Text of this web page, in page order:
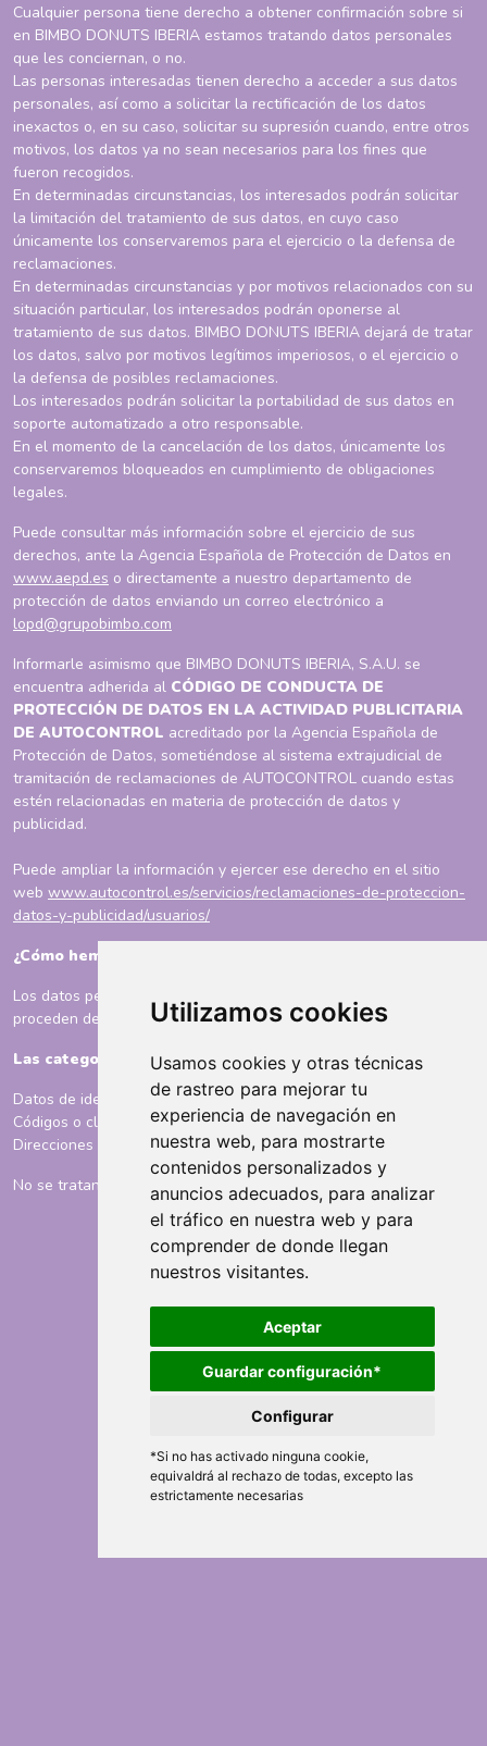
Utilizamos cookies
Usamos cookies y otras técnicas
de rastreo para mejorar tu
experiencia de navegación en
nuestra web, para mostrarte
contenidos personalizados y
anuncios adecuados, para analizar
el tráfico en nuestra web y para
comprender de donde llegan
nuestros visitantes.
Aceptar
Guardar configuración*
Configurar
*Si no has activado ninguna cookie,
equivaldrá al rechazo de todas, excepto las
estrictamente necesarias
Cualquier persona tiene derecho a obtener confirmación sobre si
en BIMBO DONUTS IBERIA estamos tratando datos personales
que les conciernan, o no.
Las personas interesadas tienen derecho a acceder a sus datos
personales, así como a solicitar la rectificación de los datos
inexactos o, en su caso, solicitar su supresión cuando, entre otros
motivos, los datos ya no sean necesarios para los fines que
fueron recogidos.
En determinadas circunstancias, los interesados podrán solicitar
la limitación del tratamiento de sus datos, en cuyo caso
únicamente los conservaremos para el ejercicio o la defensa de
reclamaciones.
En determinadas circunstancias y por motivos relacionados con su
situación particular, los interesados podrán oponerse al
tratamiento de sus datos. BIMBO DONUTS IBERIA dejará de tratar
los datos, salvo por motivos legítimos imperiosos, o el ejercicio o
la defensa de posibles reclamaciones.
Los interesados podrán solicitar la portabilidad de sus datos en
soporte automatizado a otro responsable.
En el momento de la cancelación de los datos, únicamente los
conservaremos bloqueados en cumplimiento de obligaciones
legales.
Puede consultar más información sobre el ejercicio de sus
derechos, ante la Agencia Española de Protección de Datos en
www.aepd.es o directamente a nuestro departamento de
protección de datos enviando un correo electrónico a
lopd@grupobimbo.com
Informarle asimismo que BIMBO DONUTS IBERIA, S.A.U. se
encuentra adherida al CÓDIGO DE CONDUCTA DE
PROTECCIÓN DE DATOS EN LA ACTIVIDAD PUBLICITARIA
DE AUTOCONTROL acreditado por la Agencia Española de
Protección de Datos, sometiéndose al sistema extrajudicial de
tramitación de reclamaciones de AUTOCONTROL cuando estas
estén relacionadas en materia de protección de datos y
publicidad.
Puede ampliar la información y ejercer ese derecho en el sitio
web www.autocontrol.es/servicios/reclamaciones-de-proteccion-
datos-y-publicidad/usuarios/
¿Cómo hemos obtenido sus datos?
Los datos personales que tratamos en BIMBO DONUTS IBERIA
proceden del propio interesado.
Las categorías de datos que se tratan son:
Datos de identificación
Códigos o claves de identificación
Direcciones postales o electrónicas
No se tratan datos especialmente protegidos